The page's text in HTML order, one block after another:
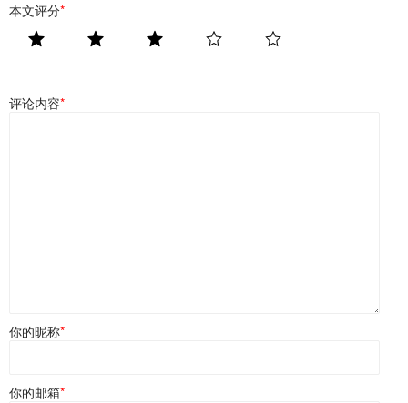
本文评分*
评论内容*
你的昵称*
你的邮箱*